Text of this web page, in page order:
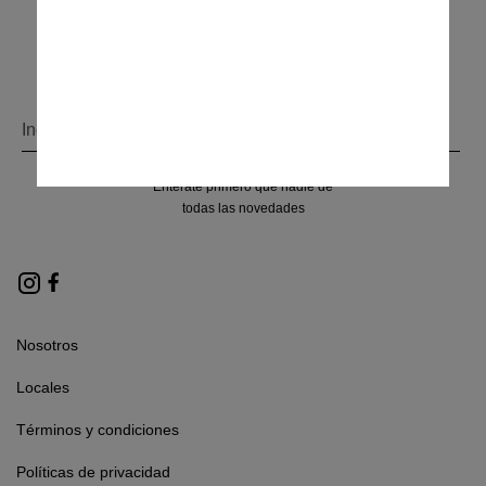
Enterate primero que nadie de
todas las novedades
Nosotros
Locales
Términos y condiciones
Políticas de privacidad